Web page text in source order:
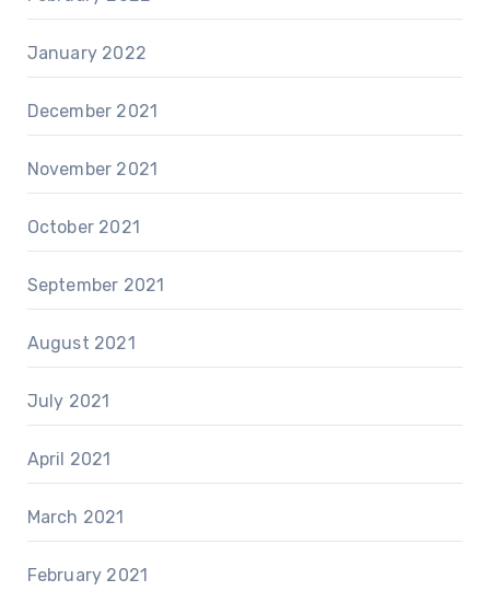
January 2022
December 2021
November 2021
October 2021
September 2021
August 2021
July 2021
April 2021
March 2021
February 2021